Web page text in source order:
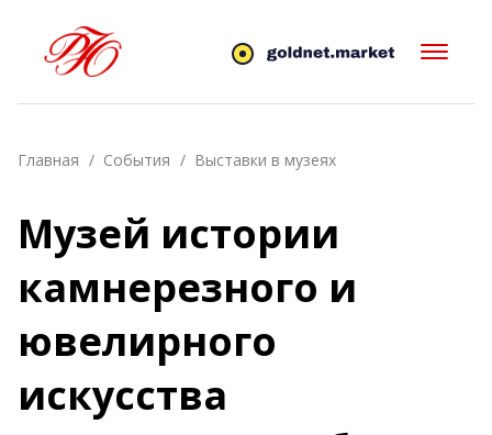
Главная События Выставки в музеях
Музей истории
камнерезного и
ювелирного
искусства